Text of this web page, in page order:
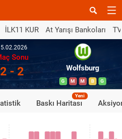
İLK11 KUR At Yarışı Bankoları
Sonu
2 - 2 Wolfsburg
G M M B G
Baskı Haritası
Yeni